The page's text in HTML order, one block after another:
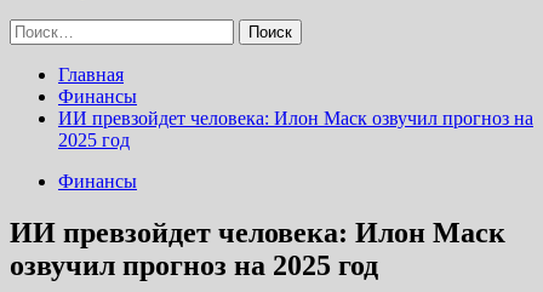
Найти:
Главная
Финансы
ИИ превзойдет человека: Илон Маск озвучил прогноз на
2025 год
Финансы
ИИ превзойдет человека: Илон Маск
озвучил прогноз на 2025 год